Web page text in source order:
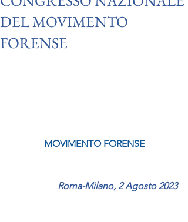
DEL MOVIMENTO
FORENSE
MOVIMENTO FORENSE
Roma-Milano, 2 Agosto 2023